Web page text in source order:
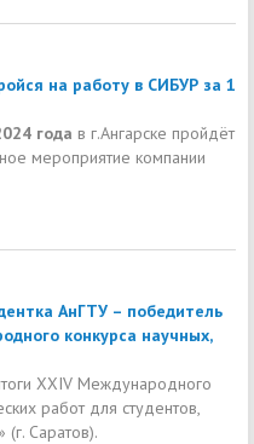
на работу в СИБУР за 1
года в г.Ангарске пройдёт
мероприятие компании
АнГТУ – победитель
конкурса научных,
XXIV Международного
работ для студентов,
Саратов).